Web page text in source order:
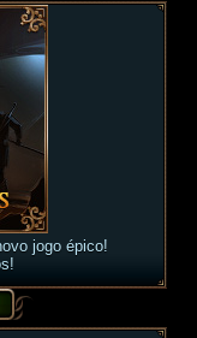
jogo épico!